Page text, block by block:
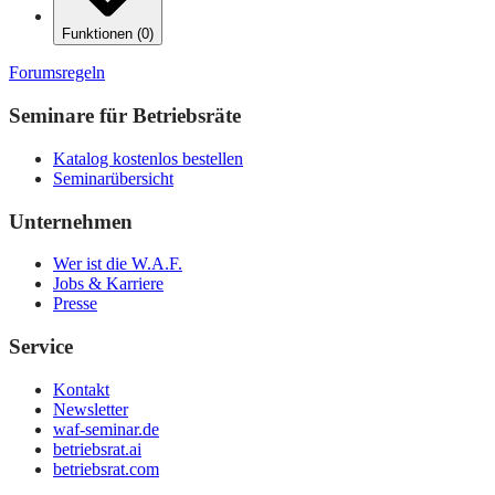
Funktionen (0)
Forumsregeln
Seminare für Betriebsräte
Katalog kostenlos bestellen
Seminarübersicht
Unternehmen
Wer ist die W.A.F.
Jobs & Karriere
Presse
Service
Kontakt
Newsletter
waf-seminar.de
betriebsrat.ai
betriebsrat.com